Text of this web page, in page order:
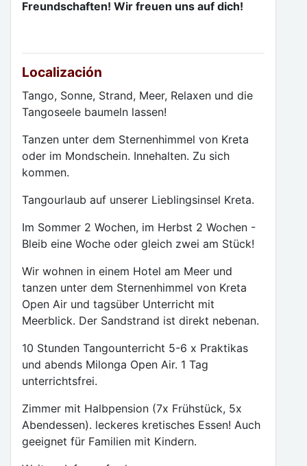
Freundschaften! Wir freuen uns auf dich!
Localización
Tango, Sonne, Strand, Meer, Relaxen und die
Tangoseele baumeln lassen!
Tanzen unter dem Sternenhimmel von Kreta
oder im Mondschein. Innehalten. Zu sich
kommen.
Tangourlaub auf unserer Lieblingsinsel Kreta.
Im Sommer 2 Wochen, im Herbst 2 Wochen -
Bleib eine Woche oder gleich zwei am Stück!
Wir wohnen in einem Hotel am Meer und
tanzen unter dem Sternenhimmel von Kreta
Open Air und tagsüber Unterricht mit
Meerblick. Der Sandstrand ist direkt nebenan.
10 Stunden Tangounterricht 5-6 x Praktikas
und abends Milonga Open Air. 1 Tag
unterrichtsfrei.
Zimmer mit Halbpension (7x Frühstück, 5x
Abendessen). leckeres kretisches Essen! Auch
geeignet für Familien mit Kindern.